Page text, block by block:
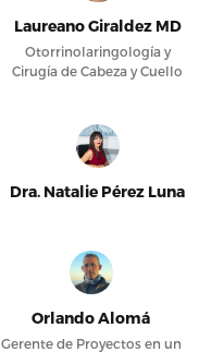
Laureano Giraldez MD
Otorrinolaringología y
Cirugía de Cabeza y Cuello
Dra. Natalie Pérez Luna
Orlando Alomá
Gerente de Proyectos en un